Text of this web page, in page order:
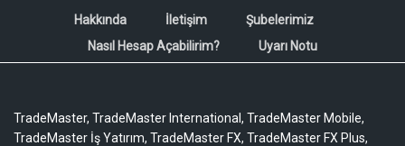
Hakkında İletişim
Şubelerimiz
Nasıl Hesap Açabilirim?
Uyarı Notu
TradeMaster, TradeMaster International, TradeMaster Mobile,
TradeMaster İş Yatırım, TradeMaster FX, TradeMaster FX Plus,